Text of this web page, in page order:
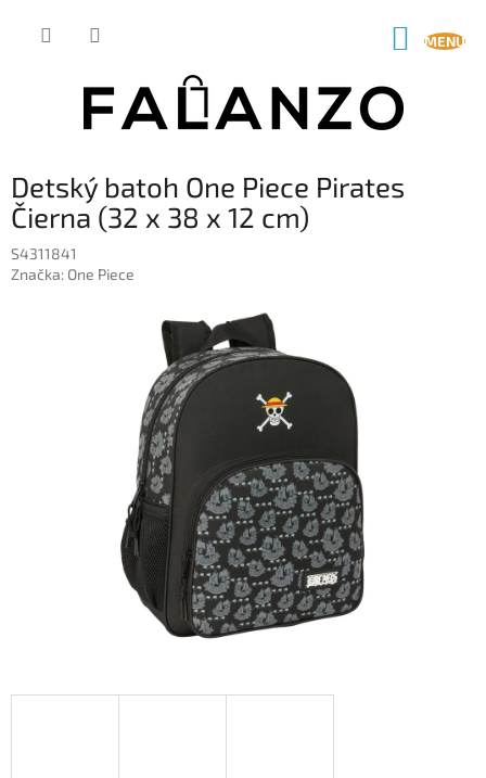
Detský batoh One Piece Pirates
Čierna (32 x 38 x 12 cm)
S4311841
Značka: One Piece